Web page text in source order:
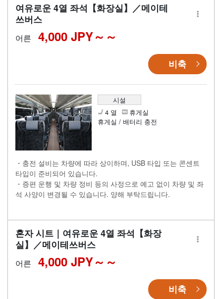
여유로운 4열 좌석【화장실】／메이테
쓰버스
어른 4,000 JPY～
비축
시설
4 열
휴게실
휴게실 / 배터리 충전
・충전 설비는 차량에 따라 상이하며, USB 타입 또는 콘센트
타입이 준비되어 있습니다.
・증편 운행 및 차량 정비 등의 사정으로 예고 없이 차량 및 좌
석 사양이 변경될 수 있습니다. 양해 부탁드립니다.
혼자 시트｜여유로운 4열 좌석【화장
실】／메이테쓰버스
어른 4,000 JPY～
비축